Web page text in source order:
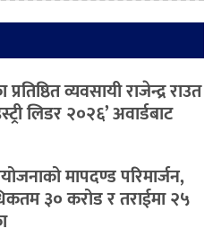
व्यवसायी राजेन्द्र राउत
लिडर २०२६’ अवार्डबाट
मापदण्ड परिमार्जन,
३० करोड र तराईमा २५